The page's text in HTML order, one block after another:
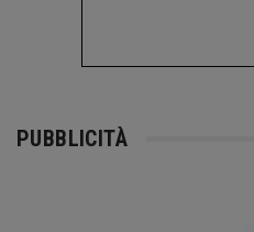
PUBBLICITÀ